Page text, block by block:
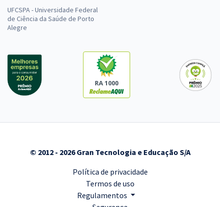
UFCSPA - Universidade Federal
de Ciência da Saúde de Porto
Alegre
RA 1000
© 2012 - 2026 Gran Tecnologia e Educação S/A
Política de privacidade
Termos de uso
Regulamentos